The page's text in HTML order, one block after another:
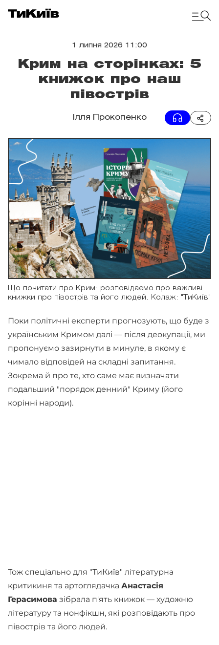
1 липня 2026 11:00
Крим на сторінках: 5
книжок про наш
півострів
Ілля Прокопенко
Що почитати про Крим: розповідаємо про важливі
книжки про півострів та його людей. Колаж: "ТиКиїв"
Поки політичні експерти прогнозують, що буде з
українським Кримом далі — після деокупації, ми
пропонуємо зазирнути в минуле, в якому є
чимало відповідей на складні запитання.
Зокрема й про те, хто саме має визначати
подальший "порядок денний" Криму (його
корінні народи).
Тож спеціально для "ТиКиїв" літературна
критикиня та артоглядачка Анастасія
Герасимова зібрала п'ять книжок — художню
літературу та нонфікшн, які розповідають про
півострів та його людей.